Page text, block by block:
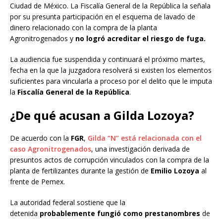
Ciudad de México. La Fiscalía General de la República la señala
por su presunta participación en el esquema de lavado de
dinero relacionado con la compra de la planta
Agronitrogenados y no logró acreditar el riesgo de fuga.
La audiencia fue suspendida y continuará el próximo martes,
fecha en la que la juzgadora resolverá si existen los elementos
suficientes para vincularla a proceso por el delito que le imputa
la Fiscalía General de la República.
¿De qué acusan a Gilda Lozoya?
De acuerdo con la FGR, Gilda “N” está relacionada con el
caso Agronitrogenados, una investigación derivada de
presuntos actos de corrupción vinculados con la compra de la
planta de fertilizantes durante la gestión de Emilio Lozoya al
frente de Pemex.
La autoridad federal sostiene que la
detenida probablemente fungió como prestanombres de